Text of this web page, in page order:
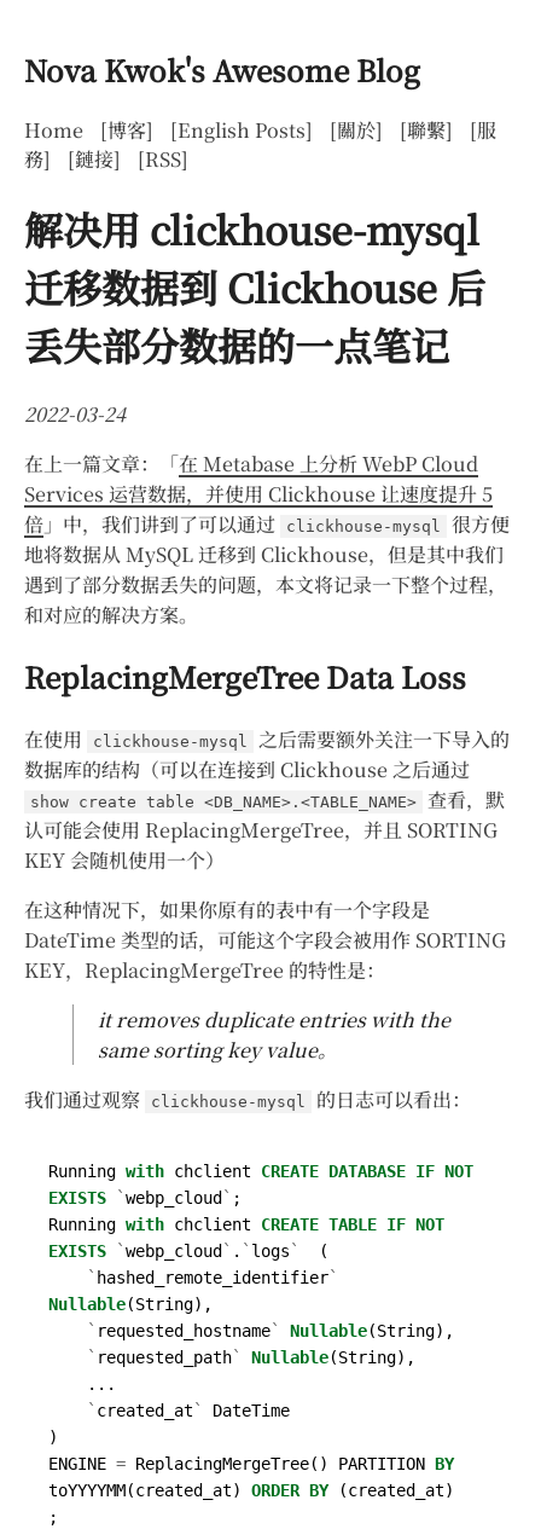
Nova Kwok's Awesome Blog
Home [博客] [English Posts] [關於] [聯繫]
[服
務]
[鏈接] [RSS]
解决用 clickhouse-mysql
迁移数据到 Clickhouse 后
丢失部分数据的一点笔记
2022-03-24
在上一篇文章：「在 Metabase 上分析 WebP Cloud
Services 运营数据，并使用 Clickhouse 让速度提升 5
倍 」中，我们讲到了可以通过 clickhouse-mysql
很方便
地将数据从 MySQL 迁移到 Clickhouse，但是其中我们
遇到了部分数据丢失的问题，本文将记录一下整个过程，
和对应的解决方案。
ReplacingMergeTree Data Loss
在使用 clickhouse-mysql
之后需要额外关注一下导入的
数据库的结构（可以在连接到 Clickhouse 之后通过
show create table <DB_NAME>.<TABLE_NAME>
查看，默
认可能会使用 ReplacingMergeTree，并且 SORTING
KEY 会随机使用一个）
在这种情况下，如果你原有的表中有一个字段是
DateTime 类型的话，可能这个字段会被用作 SORTING
KEY，ReplacingMergeTree 的特性是：
it removes duplicate entries with the
same sorting key value。
我们通过观察
clickhouse-mysql 的日志可以看出：
Running with chclient CREATE DATABASE IF NOT
EXISTS
`webp_cloud` ;
Running with chclient CREATE TABLE IF NOT
EXISTS
`webp_cloud` . ` logs`
(
` hashed_remote_identifier`
Nullable(String),
` requested_hostname` Nullable(String),
` requested_path` Nullable(String),
...
` created_at`
DateTime
)
ENGINE = ReplacingMergeTree() PARTITION BY
toYYYYMM(created_at) ORDER BY (created_at)
;